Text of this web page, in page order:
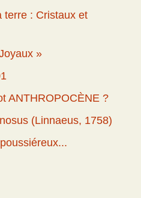
terre : Cristaux et
»
ANTHROPOCÈNE ?
(Linnaeus, 1758)